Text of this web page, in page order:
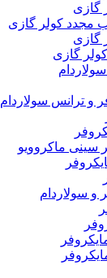
گازی
مجدد کولر گازی
گازی
گازی
و ترانس سولاردام
سینی ماکروویو
و سولاردام